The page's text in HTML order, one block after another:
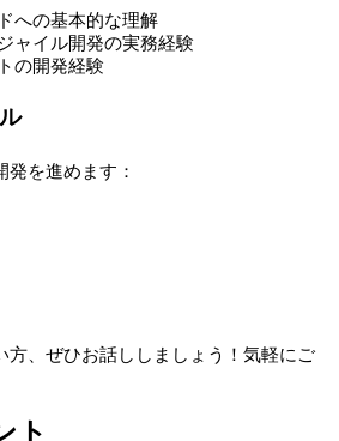
への基本的な理解
ャイル開発の実務経験
の開発経験
を進めます：
方、ぜひお話ししましょう！気軽にご
ト